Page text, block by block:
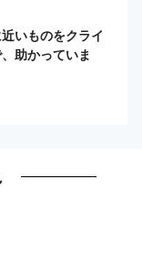
いものをクライ
助かっていま